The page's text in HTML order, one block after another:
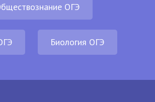
ОГЭ
Биология ОГЭ